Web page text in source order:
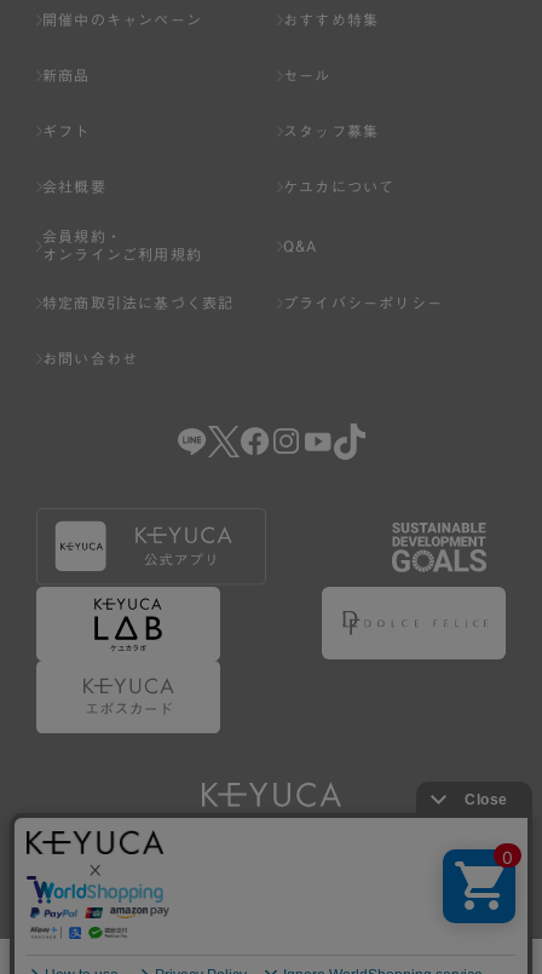
開催中のキャンペーン おすすめ特集
新商品 セール
ギフト スタッフ募集
会社概要 ケユカについて
会員規約・
オンラインご利用規約
Q&A
特定商取引法に基づく表記 プライバシーポリシー
お問い合わせ
Copyright © KAWAJUN Co., Ltd. All Rights Reserved.